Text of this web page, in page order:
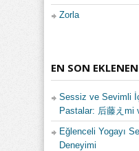
Zorla
EN SON
Sessiz ve Sevimli
Pastalar: 后藤えmi
Eğlenceli Yogayı
Deneyimi